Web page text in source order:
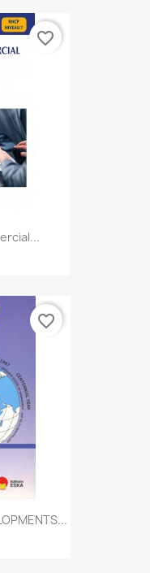
favorite_border
favorite_border